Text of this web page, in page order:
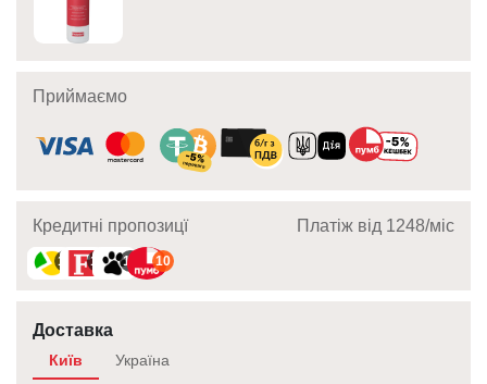
Приймаємо
Кредитні пропозицї Платіж від 1248/мic
10 10 10 10
Доставка
Київ Україна